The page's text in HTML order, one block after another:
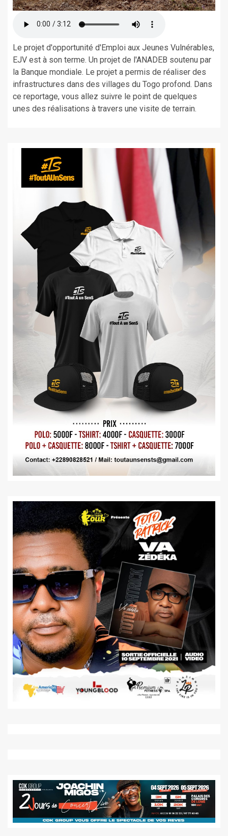
Le projet d'opportunité d'Emploi aux Jeunes Vulnérables,
EJV est à son terme. Un projet de l'ANADEB soutenu par
la Banque mondiale. Le projet a permis de réaliser des
infrastructures dans des villages du Togo profond. Dans
ce reportage, vous allez suivre le point de quelques
unes des réalisations à travers une visite de terrain.